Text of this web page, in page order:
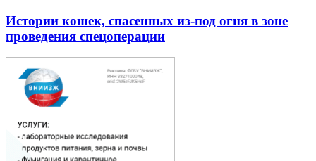
Истории кошек, спасенных из-под огня в зоне
проведения спецоперации